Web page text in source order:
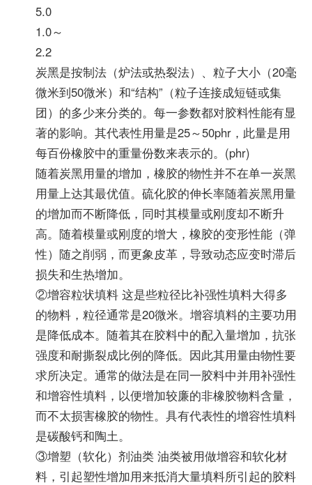
5.0
1.0～
2.2
炭黑是按制法（炉法或热裂法）、粒子大小（20毫
微米到50微米）和“结构”（粒子连接成短链或集
团）的多少来分类的。每一参数都对胶料性能有显
著的影响。其代表性用量是25～50phr，此量是用
每百份橡胶中的重量份数来表示的。(phr)
随着炭黑用量的增加，橡胶的物性并不在单一炭黑
用量上达其最优值。硫化胶的伸长率随着炭黑用量
的增加而不断降低，同时其模量或刚度却不断升
高。随着模量或刚度的增大，橡胶的变形性能（弹
性）随之削弱，而更象皮革，导致动态应变时滞后
损失和生热增加。
②增容粒状填料 这是些粒径比补强性填料大得多
的物料，粒径通常是20微米。增容填料的主要功用
是降低成本。随着其在胶料中的配入量增加，抗张
强度和耐撕裂成比例的降低。因此其用量由物性要
求所决定。通常的做法是在同一胶料中并用补强性
和增容性填料，以便增加较廉的非橡胶物料含量，
而不太损害橡胶的物性。具有代表性的增容性填料
是碳酸钙和陶土。
③增塑（软化）剂油类 油类被用做增容和软化材
料，引起塑性增加用来抵消大量填料所引起的胶料